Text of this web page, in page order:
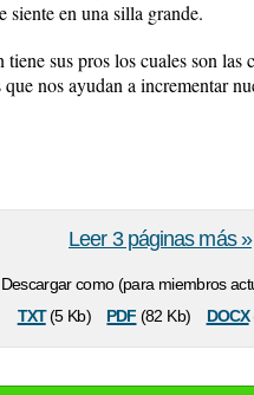
siente en una silla grande.
sus pros los cuales son
nos ayudan a incrementar
Descargar como (para miembros
txt(5 Kb) pdf (82 Kb) docx
Leer 3 páginas más »